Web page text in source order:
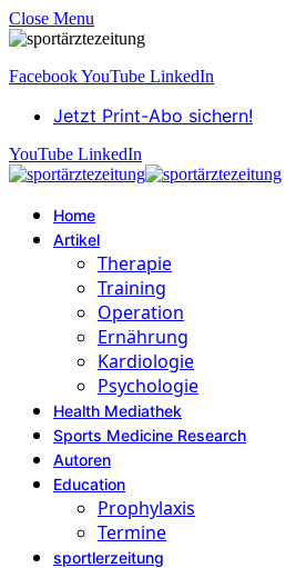
Close Menu
FacebookYouTube LinkedIn
Jetzt Print-Abo sichern!
YouTube LinkedIn
Home
Artikel
Therapie
Training
Operation
Ernährung
Kardiologie
Psychologie
Health Mediathek
Sports Medicine Research
Autoren
Education
Prophylaxis
Termine
sportlerzeitung